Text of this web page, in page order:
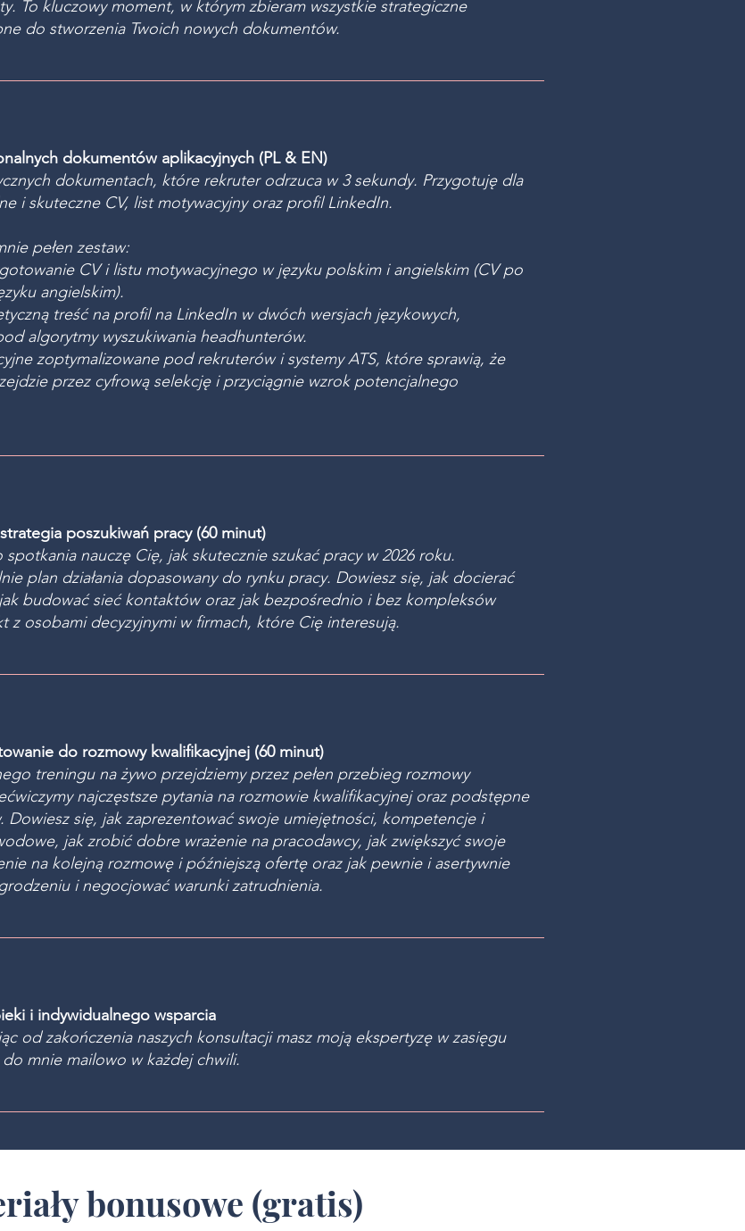
To kluczowy moment, w którym zbieram wszystkie strategiczne
do stworzenia Twoich nowych dokumentów.
dokumentów aplikacyjnych (PL & EN)
dokumentach, które rekruter odrzuca w 3 sekundy. Przygotuję dla
i skuteczne CV, list motywacyjny oraz profil LinkedIn.
pełen zestaw:
CV i listu motywacyjnego w języku polskim i angielskim (CV po
angielskim).
treść na profil na LinkedIn w dwóch wersjach językowych,
algorytmy wyszukiwania headhunterów.
zoptymalizowane pod rekruterów i systemy ATS, które sprawią, że
przez cyfrową selekcję i przyciągnie wzrok potencjalnego
poszukiwań pracy (60 minut)
nauczę Cię, jak skutecznie szukać pracy w 2026 roku.
plan działania dopasowany do rynku pracy. Dowiesz się, jak docierać
budować sieć kontaktów oraz jak bezpośrednio i bez kompleksów
z osobami decyzyjnymi w firmach, które Cię interesują.
do rozmowy kwalifikacyjnej (60 minut)
treningu na żywo przejdziemy przez pełen przebieg rozmowy
najczęstsze pytania na rozmowie kwalifikacyjnej oraz podstępne
Dowiesz się, jak zaprezentować swoje umiejętności, kompetencje i
jak zrobić dobre wrażenie na pracodawcy, jak zwiększyć swoje
na kolejną rozmowę i późniejszą ofertę oraz jak pewnie i asertywnie
i negocjować warunki zatrudnienia.
i indywidualnego wsparcia
od zakończenia naszych konsultacji masz moją ekspertyzę w zasięgu
mnie mailowo w każdej chwili.
bonusowe (gratis)